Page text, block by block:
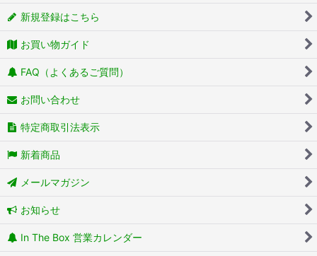
新規登録はこちら
お買い物ガイド
FAQ（よくあるご質問）
お問い合わせ
特定商取引法表示
新着商品
メールマガジン
お知らせ
In The Box 営業カレンダー